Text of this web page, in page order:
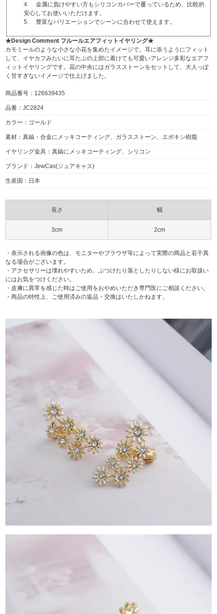
4. 金属に負けやすい方もシリコンカバーで覆っているため、比較的
安心してお使いいただけます。
5. 豊富なバリエーションでシーンに合わせて使えます。
★Design Comment フルールエアフィットイヤリング★
カモミールのような小さな小花を集めたイメージで。耳に添うようにフィット
して、イヤカフみたいに耳たぶの上部に着けても可愛いアレンジ多彩なエアフ
ィットイヤリングです。花の中央にはガラスストーンをセットして、大人っぽ
く甘すぎないイメージで仕上げました。
商品番号：126639435
品番：JC2824
カラー：ゴールド
素材：真鍮・合金にメッキコーティング、ガラスストーン、エポキシ樹脂
イヤリング金具：真鍮にメッキコーティング、シリコン
ブランド：JewCas(ジュアキャス)
生産国：日本
長さ 幅
3cm 2cm
・表示される画像の色は、モニターやブラウザ等によって実際の商品と若干異
なる場合がございます。
・アクセサリーは壊れやすいため、ぶつけたり落としたりしない様にお取扱い
にはお気をつけください。
・皮膚に異常を感じた時はご使用をおやめいただき専門医にご相談ください。
・商品の特性上、ご使用済みの返品・交換はいたしかねます。